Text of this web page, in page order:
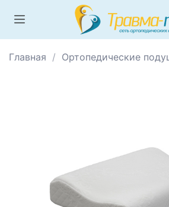
Главная Ортопедические